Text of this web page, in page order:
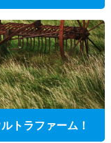
トラファーム！